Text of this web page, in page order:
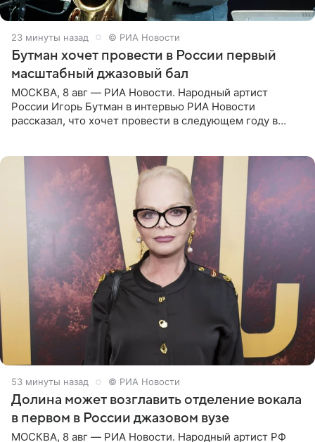
23 минуты назад © РИА Новости
Бутман хочет провести в России первый
масштабный джазовый бал
МОСКВА, 8 авг — РИА Новости. Народный артист
России Игорь Бутман в интервью РИА Новости
рассказал, что хочет провести в следующем году в
53 минуты назад © РИА Новости
Долина может возглавить отделение вокала
в первом в России джазовом вузе
МОСКВА, 8 авг — РИА Новости. Народный артист РФ